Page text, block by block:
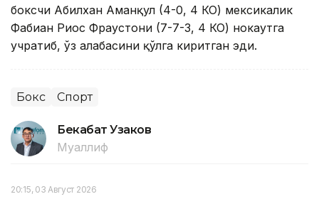
боксчи Абилхан Аманқул (4-0, 4 КО) мексикалик
Фабиан Риос Фраустони (7-7-3, 4 КО) нокаутга
учратиб, ўз ғалабасини қўлга киритган эди.
Бокс Спорт
Бекабат Узаков
Муаллиф
20:15, 03 Август 2026